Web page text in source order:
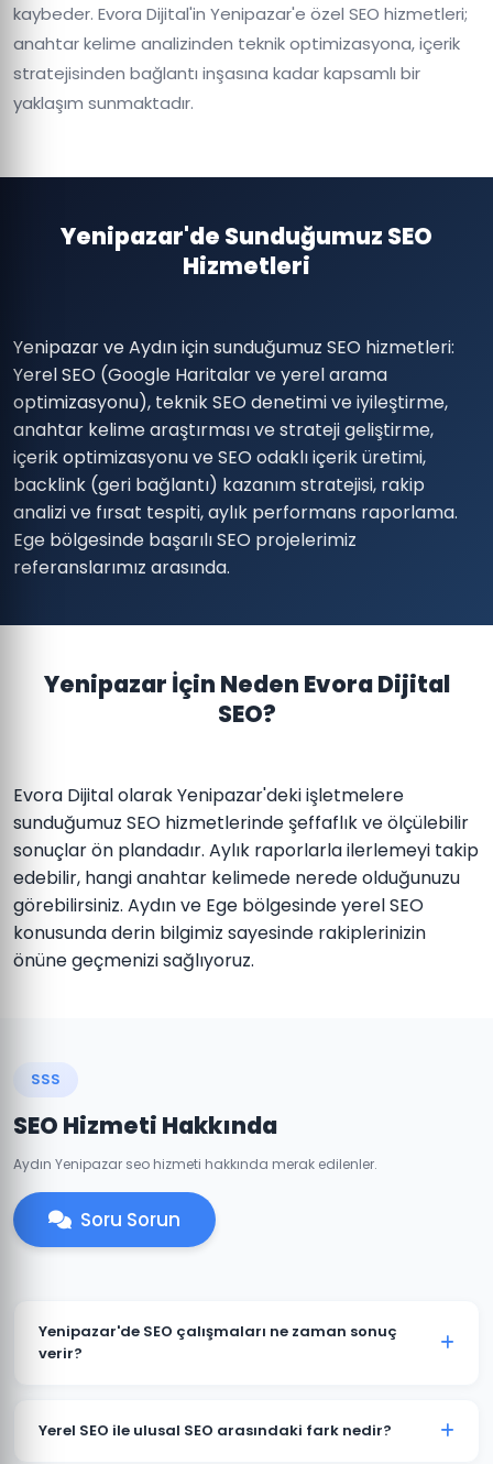
kaybeder. Evora Dijital'in Yenipazar'e özel SEO hizmetleri;
anahtar kelime analizinden teknik optimizasyona, içerik
stratejisinden bağlantı inşasına kadar kapsamlı bir
yaklaşım sunmaktadır.
Yenipazar'de Sunduğumuz SEO
Hizmetleri
Yenipazar ve Aydın için sunduğumuz SEO hizmetleri:
Yerel SEO (Google Haritalar ve yerel arama
optimizasyonu), teknik SEO denetimi ve iyileştirme,
anahtar kelime araştırması ve strateji geliştirme,
içerik optimizasyonu ve SEO odaklı içerik üretimi,
backlink (geri bağlantı) kazanım stratejisi, rakip
analizi ve fırsat tespiti, aylık performans raporlama.
Ege bölgesinde başarılı SEO projelerimiz
referanslarımız arasında.
Yenipazar İçin Neden Evora Dijital
SEO?
Evora Dijital olarak Yenipazar'deki işletmelere
sunduğumuz SEO hizmetlerinde şeffaflık ve ölçülebilir
sonuçlar ön plandadır. Aylık raporlarla ilerlemeyi takip
edebilir, hangi anahtar kelimede nerede olduğunuzu
görebilirsiniz. Aydın ve Ege bölgesinde yerel SEO
konusunda derin bilgimiz sayesinde rakiplerinizin
önüne geçmenizi sağlıyoruz.
SSS
SEO Hizmeti Hakkında
Aydın Yenipazar seo hizmeti hakkında merak edilenler.
Soru Sorun
Yenipazar'de SEO çalışmaları ne zaman sonuç
verir?
projelerimizde genellikle 3-6 ay içinde belirgin
Yerel SEO ile ulusal SEO arasındaki fark nedir?